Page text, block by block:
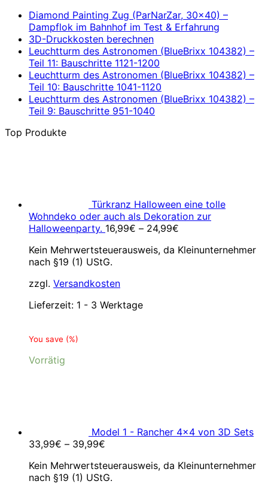
Diamond Painting Zug (ParNarZar, 30×40) –
Dampflok im Bahnhof im Test & Erfahrung
3D-Druckkosten berechnen
Leuchtturm des Astronomen (BlueBrixx 104382) –
Teil 11: Bauschritte 1121-1200
Leuchtturm des Astronomen (BlueBrixx 104382) –
Teil 10: Bauschritte 1041-1120
Leuchtturm des Astronomen (BlueBrixx 104382) –
Teil 9: Bauschritte 951-1040
Top Produkte
Türkranz Halloween eine tolle
Wohndeko oder auch als Dekoration zur
Halloweenparty. 16,99€ – 24,99€
Kein Mehrwertsteuerausweis, da Kleinunternehmer
nach §19 (1) UStG.
zzgl. Versandkosten
Lieferzeit: 1 - 3 Werktage
You save (%)
Vorrätig
Model 1 - Rancher 4x4 von 3D Sets
33,99€ – 39,99€
Kein Mehrwertsteuerausweis, da Kleinunternehmer
nach §19 (1) UStG.